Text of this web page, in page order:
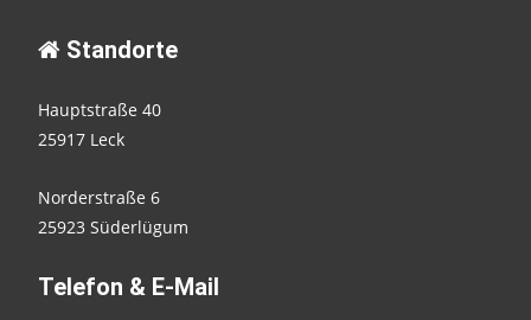
Standorte
Hauptstraße 40
25917 Leck
Norderstraße 6
25923 Süderlügum
Telefon & E-Mail